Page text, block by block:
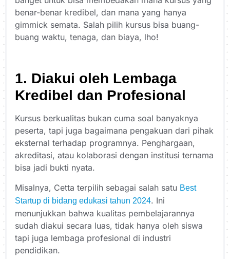
benar-benar kredibel, dan mana yang hanya
gimmick semata. Salah pilih kursus bisa buang-
buang waktu, tenaga, dan biaya, lho!
1. Diakui oleh Lembaga
Kredibel dan Profesional
Kursus berkualitas bukan cuma soal banyaknya
peserta, tapi juga bagaimana pengakuan dari pihak
eksternal terhadap programnya. Penghargaan,
akreditasi, atau kolaborasi dengan institusi ternama
bisa jadi bukti nyata.
Misalnya, Cetta terpilih sebagai salah satu Best
Startup di bidang edukasi tahun 2024. Ini
menunjukkan bahwa kualitas pembelajarannya
sudah diakui secara luas, tidak hanya oleh siswa
tapi juga lembaga profesional di industri
pendidikan.